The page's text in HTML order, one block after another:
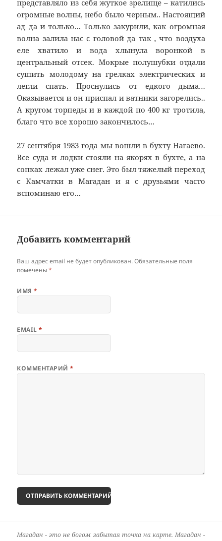
представляло из себя жуткое зрелище – катились
огромные волны, небо было черным.. Настоящий
ад да и только… Только закурили, как огромная
волна залила нас с головой да так , что воздуха
еле хватило и вода хлынула воронкой в
центральный отсек. Мокрые полушубки отдали
сушить молодому на грелках электрических и
легли спать. Проснулись от едкого дыма…
Оказывается и он приспал и ватники загорелись..
А кругом торпеды и в каждой по 400 кг тротила,
благо что все хорошо закончилось…
27 сентября 1983 года мы вошли в бухту Нагаево.
Все суда и лодки стояли на якорях в бухте, а на
сопках лежал уже снег. Это был тяжелый переход
с Камчатки в Магадан и я с друзьями часто
вспоминаю его…
Добавить комментарий
Ваш адрес email не будет опубликован. Обязательные поля
помечены*
ИМЯ*
EMAIL*
КОММЕНТАРИЙ*
Магадан - это не богом забытая точка на карте. Магадан -